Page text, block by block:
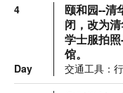
4
Day
颐和园--清
闭，改为
学士服拍
馆。
交通工具：